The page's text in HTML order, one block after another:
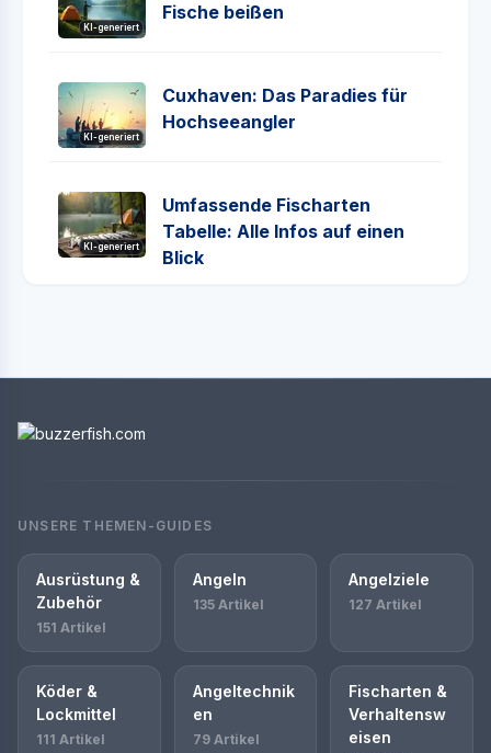
KI-generiert
Fische beißen
KI-generiert
Cuxhaven: Das Paradies für
Hochseeangler
KI-generiert
Umfassende Fischarten
Tabelle: Alle Infos auf einen
Blick
UNSERE THEMEN-GUIDES
Ausrüstung &
Zubehör
151 Artikel
Angeln
135 Artikel
Angelziele
127 Artikel
Köder &
Lockmittel
111 Artikel
Angeltechnik
en
79 Artikel
Fischarten &
Verhaltensw
eisen